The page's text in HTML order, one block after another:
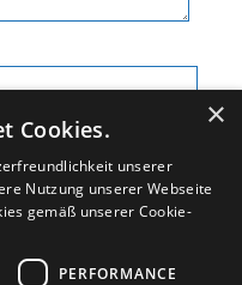
×
Cookies.
unserer
Nutzung unserer Webseite
gemäß unserer Cookie-
PERFORMANCE